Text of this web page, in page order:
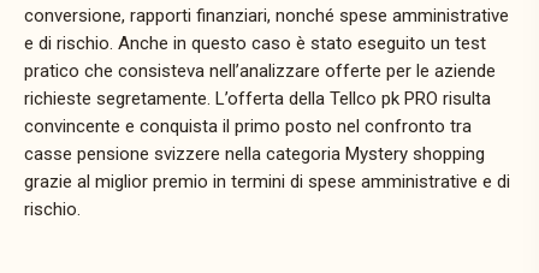
conversione, rapporti finanziari, nonché spese amministrative
e di rischio. Anche in questo caso è stato eseguito un test
pratico che consisteva nell’analizzare offerte per le aziende
richieste segretamente. L’offerta della Tellco pk PRO risulta
convincente e conquista il primo posto nel confronto tra
casse pensione svizzere nella categoria Mystery shopping
grazie al miglior premio in termini di spese amministrative e di
rischio.